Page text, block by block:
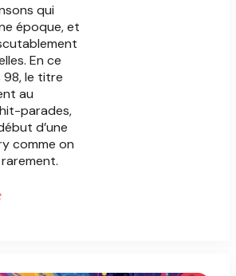
qui
époque, et
En ce
98, le titre
au
parades,
d’une
comme on